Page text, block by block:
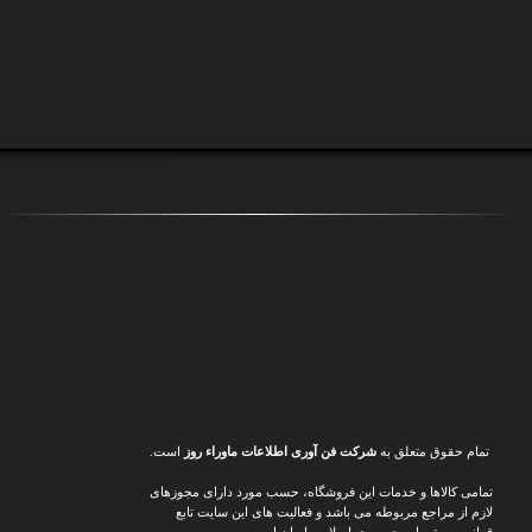
تمام حقوق متعلق بهشرکت فن آوری اطلاعات ماوراء روز است.
تمامی کالاها و خدمات این فروشگاه، حسب مورد دارای مجوزهای
لازم از مراجع مربوطه می باشد و فعالیت های این سایت تابع